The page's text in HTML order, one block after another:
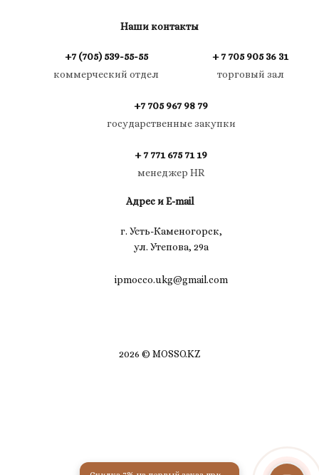
Наши контакты
+7 (705) 539-55-55
коммерческий отдел
+ 7 705 905 36 31
торговый зал
+7 705 967 98 79
государственные закупки
+ 7 771 675 71 19
менеджер HR
Адрес и E-mail
г. Усть-Каменогорск,
ул. Утепова, 29а
ipmocco.ukg@gmail.com
2026 © MOSSO.KZ